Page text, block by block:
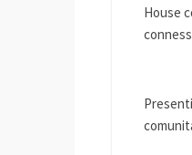
House